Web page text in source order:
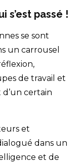
s’est passé !
se sont
un carrousel
de travail et
d’un certain
et
dans un
et de